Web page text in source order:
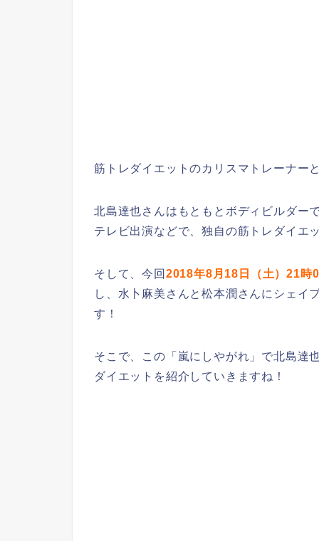
筋トレダイエットのカリスマトレーナー
北島達也さんはもともとボディビルダー
テレビ出演などで、独自の筋トレダイエ
そして、今回 2018年8月18日（土）21時
し、水卜麻美さんと松本潤さんにシェイ
す！
そこで、この「嵐にしやがれ」で北島達
ダイエットを紹介していきますね！